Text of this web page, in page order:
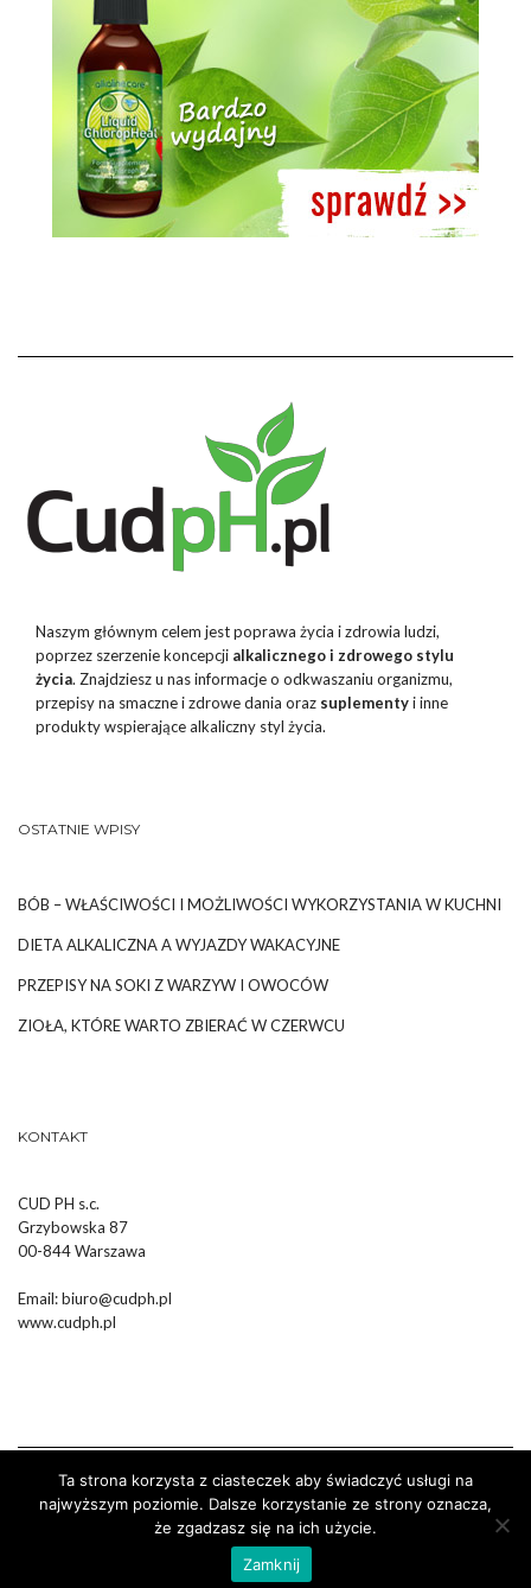
Naszym głównym celem jest poprawa życia i zdrowia ludzi,
poprzez szerzenie koncepcji alkalicznego i zdrowego stylu
życia. Znajdziesz u nas informacje o odkwaszaniu organizmu,
przepisy na smaczne i zdrowe dania oraz suplementyi inne
produkty wspierające alkaliczny styl życia.
OSTATNIE WPISY
BÓB – WŁAŚCIWOŚCI I MOŻLIWOŚCI WYKORZYSTANIA W KUCHNI
DIETA ALKALICZNA A WYJAZDY WAKACYJNE
PRZEPISY NA SOKI Z WARZYW I OWOCÓW
ZIOŁA, KTÓRE WARTO ZBIERAĆ W CZERWCU
KONTAKT
CUD PH s.c.
Grzybowska 87
00-844 Warszawa
Email:biuro@cudph.pl
www.cudph.pl
Wykonanie :Strony Internetowe Białystok Dr Pixel
Ta strona korzysta z ciasteczek aby świadczyć usługi na
najwyższym poziomie. Dalsze korzystanie ze strony oznacza,
że zgadzasz się na ich użycie.
Zamknij